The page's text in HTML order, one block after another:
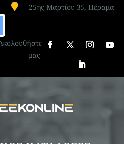
 25ης Μαρτίου 35, Πέραμα
μας: